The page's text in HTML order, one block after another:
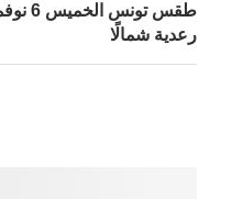
رعدية شمالًا